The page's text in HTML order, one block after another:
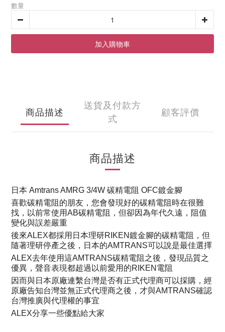
數量
加入購物車
商品描述
送貨及付款方
式
顧客評價
商品描述
日本 Amtrans AMRG 3/4W 碳精電阻 OFC鍍金腳
喜歡碳精電阻的朋友，您會發現好的碳精電阻時在很難
找，以前常使用AB碳精電阻，但卻因為年代久遠，阻值
變化與誤差嚴重
後來ALEX都採用日本理研RIKEN鍍金腳的碳精電阻，但
隨著理研停產之後，日本的AMTRANS可以說是最佳選擇
ALEX去年使用這AMTRANS碳精電阻之後，發現品質之
優異，聲音表現都超過以前愛用的RIKEN電阻
因而與日本原廠連繫台灣是否有正式代理商可以採購，經
原廠告知台灣並無正式代理商之後，才與AMTRANS確認
台灣推廣與代理權的事宜
ALEX分享一些優點給大家